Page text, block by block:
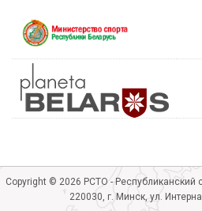
Copyright © 2026 РСТО - Республиканский
220030, г. Минск, ул.